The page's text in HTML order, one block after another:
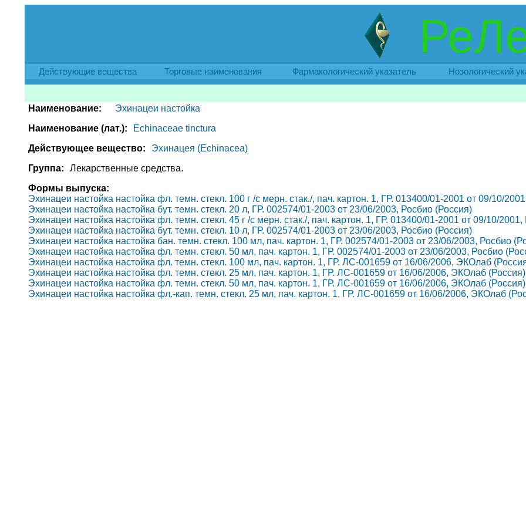
Действующие вещества Торговые наименования Фармакологический указатель Нозологический
Наименование:
Эхинацеи настойка
Наименование (лат.):
Echinaceae tinctura
Действующее вещество:
Эхинацея (Echinacea)
Группа:
Лекарственные средства.
Формы выпуска:
Эхинацеи настойка настойка фл. темн. стекл. 100 г /с мерн. стак./, пач. картон. 1, ГР. 013400/01-2001 от 09/10/
Эхинацеи настойка настойка бут. темн. стекл. 20 л, ГР. 002574/01-2003 от 23/06/2003, Росбио (Россия)
Эхинацеи настойка настойка фл. темн. стекл. 45 г /с мерн. стак./, пач. картон. 1, ГР. 013400/01-2001 от 09/10/
Эхинацеи настойка настойка бут. темн. стекл. 10 л, ГР. 002574/01-2003 от 23/06/2003, Росбио (Россия)
Эхинацеи настойка настойка бан. темн. стекл. 100 мл, пач. картон. 1, ГР. 002574/01-2003 от 23/06/2003, Росбио
Эхинацеи настойка настойка фл. темн. стекл. 50 мл, пач. картон. 1, ГР. 002574/01-2003 от 23/06/2003, Росбио
Эхинацеи настойка настойка фл. темн. стекл. 100 мл, пач. картон. 1, ГР. ЛС-001659 от 16/06/2006, ЭКОлаб
Эхинацеи настойка настойка фл. темн. стекл. 25 мл, пач. картон. 1, ГР. ЛС-001659 от 16/06/2006, ЭКОлаб (Россия)
Эхинацеи настойка настойка фл. темн. стекл. 50 мл, пач. картон. 1, ГР. ЛС-001659 от 16/06/2006, ЭКОлаб (Россия)
Эхинацеи настойка настойка фл.-кап. темн. стекл. 25 мл, пач. картон. 1, ГР. ЛС-001659 от 16/06/2006, ЭКОлаб